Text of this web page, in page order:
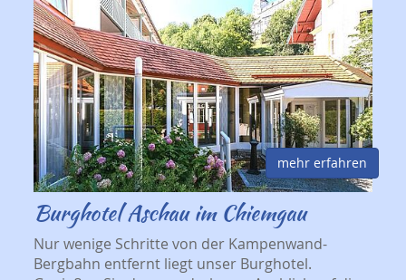
mehr erfahren
Burghotel Aschau im Chiemgau
Nur wenige Schritte von der Kampenwand-
Bergbahn entfernt liegt unser Burghotel.